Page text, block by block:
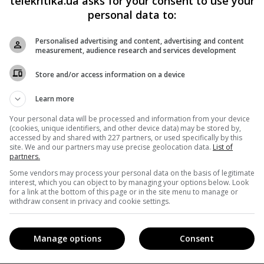
з президентом, самоствердження, світські бесіди»,
першій річниці перебування на посаді голови держави,
бачити державний телеканал «найкрутішим в
«Квартала 95» и их знакомых
Нацради
personal data to:
Personalised advertising and content, advertising and content
measurement, audience research and services development
Store and/or access information on a device
Learn more
Your personal data will be processed and information from your device
(cookies, unique identifiers, and other device data) may be stored by,
accessed by and shared with 227 partners, or used specifically by this
site. We and our partners may use precise geolocation data. List of
partners.
Some vendors may process your personal data on the basis of legitimate
interest, which you can object to by managing your options below. Look
for a link at the bottom of this page or in the site menu to manage or
withdraw consent in privacy and cookie settings.
Consent
Manage options